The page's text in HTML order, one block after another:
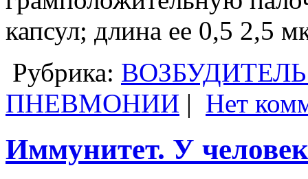
капсул; длина ее 0,5 2,5
Рубрика:
ПНЕВМОНИИ | Нет
Иммунитет. У